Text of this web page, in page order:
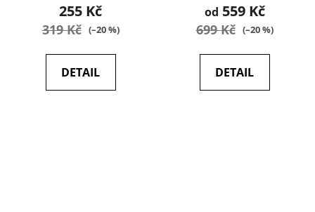
255 Kč
319 Kč (–20 %)
DETAIL
od 559 Kč
699 Kč (–20 %)
DETAIL